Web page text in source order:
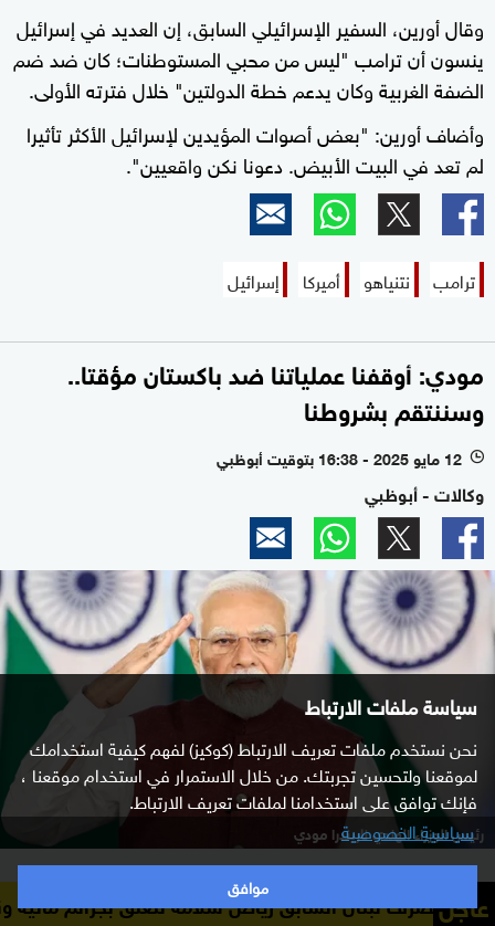
سياسة ملفات الارتباط
نحن نستخدم ملفات تعريف الارتباط (كوكيز) لفهم كيفية استخدامك
لموقعنا ولتحسين تجربتك. من خلال الاستمرار في استخدام موقعنا ،
فإنك توافق على استخدامنا لملفات تعريف الارتباط.
سياسية الخصوصية
موافق
وقال أورين، السفير الإسرائيلي السابق، إن العديد في إسرائيل
ينسون أن ترامب "ليس من محبي المستوطنات؛ كان ضد ضم
الضفة الغربية وكان يدعم خطة الدولتين" خلال فترته الأولى.
وأضاف أورين: "بعض أصوات المؤيدين لإسرائيل الأكثر تأثيرا
لم تعد في البيت الأبيض. دعونا نكن واقعيين".
ترامب نتنياهو أميركا إسرائيل
مودي: أوقفنا عملياتنا ضد باكستان مؤقتا..
وسننتقم بشروطنا
l 12 مايو 2025 - 16:38 بتوقيت أبوظبي
وكالات - أبوظبي
رئيس الوزراء الهندي ناريندرا مودي
قال رئيس وزراء الهند، ناريندرا مودي، الإثنين، إن بلاده
"جمدت أعمالها العسكرية" فحسب مع باكستان، مؤكدا
عاجلالسابق رياض سلامة تتعلق بجرائم مالية ونقدية وكالة